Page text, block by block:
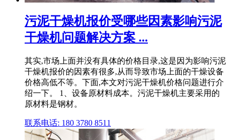
污泥干燥机报价受哪些因素影响污泥
干燥机问题解决方案 ...
其实,市场上面并没有具体的价格目录,这是因为影响污泥
干燥机报价的因素有很多,从而导致市场上面的干燥设备
价格高低不等。下面,本文对污泥干燥机价格问题进行介
绍一下。 1、设备原材料成本。污泥干燥机主要采用的
原材料是钢材。
联系电话: 180 3780 8511